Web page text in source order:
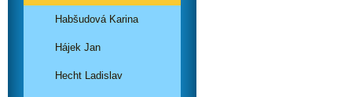
Habšudová Karina
Hájek Jan
Hecht Ladislav